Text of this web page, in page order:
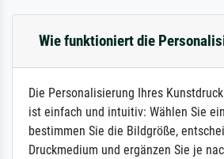
Wie funktioniert die
Die Personalisierung Ihres
ist einfach und intuitiv: Wählen Sie
bestimmen Sie die Bildgröße,
Druckmedium und ergänzen Sie je